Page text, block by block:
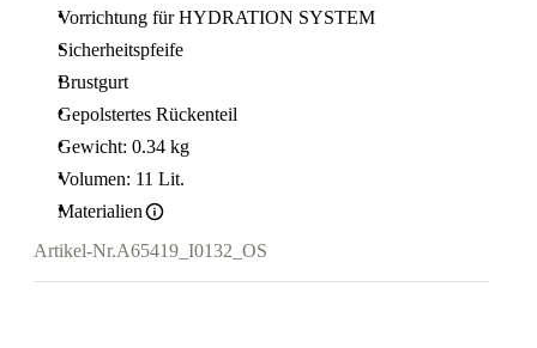
Vorrichtung für HYDRATION SYSTEM
Sicherheitspfeife
Brustgurt
Gepolstertes Rückenteil
Gewicht: 0.34 kg
Volumen: 11 Lit.
Materialien
Artikel-Nr.A65419_I0132_OS